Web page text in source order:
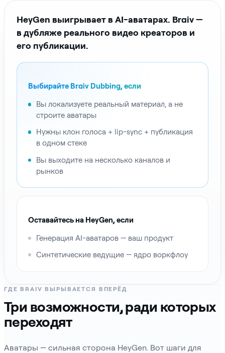
HeyGen выигрывает в AI-аватарах. Braiv —
в дубляже реального видео креаторов и
его публикации.
Выбирайте Braiv Dubbing, если
Вы локализуете реальный материал, а не
строите аватары
Нужны клон голоса + lip-sync + публикация
в одном стеке
Вы выходите на несколько каналов и
рынков
Оставайтесь на HeyGen, если
Генерация AI-аватаров — ваш продукт
Синтетические ведущие — ядро воркфлоу
ГДЕ BRAIV ВЫРЫВАЕТСЯ ВПЕРЁД
Три возможности, ради которых
переходят
Аватары — сильная сторона HeyGen. Вот шаги для